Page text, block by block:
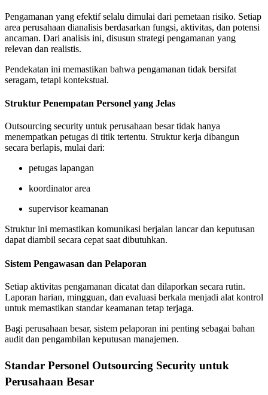
Pengamanan yang efektif selalu dimulai dari pemetaan risiko. Setiap
area perusahaan dianalisis berdasarkan fungsi, aktivitas, dan potensi
ancaman. Dari analisis ini, disusun strategi pengamanan yang
relevan dan realistis.
Pendekatan ini memastikan bahwa pengamanan tidak bersifat
seragam, tetapi kontekstual.
Struktur Penempatan Personel yang Jelas
Outsourcing security untuk perusahaan besar tidak hanya
menempatkan petugas di titik tertentu. Struktur kerja dibangun
secara berlapis, mulai dari:
petugas lapangan
koordinator area
supervisor keamanan
Struktur ini memastikan komunikasi berjalan lancar dan keputusan
dapat diambil secara cepat saat dibutuhkan.
Sistem Pengawasan dan Pelaporan
Setiap aktivitas pengamanan dicatat dan dilaporkan secara rutin.
Laporan harian, mingguan, dan evaluasi berkala menjadi alat kontrol
untuk memastikan standar keamanan tetap terjaga.
Bagi perusahaan besar, sistem pelaporan ini penting sebagai bahan
audit dan pengambilan keputusan manajemen.
Standar Personel Outsourcing Security untuk
Perusahaan Besar